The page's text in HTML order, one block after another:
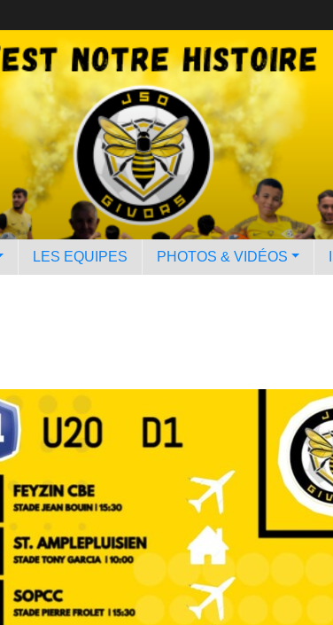
LES EQUIPES PHOTOS & VIDÉOS